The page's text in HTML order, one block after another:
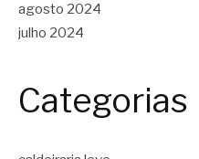
agosto 2024
julho 2024
Categorias